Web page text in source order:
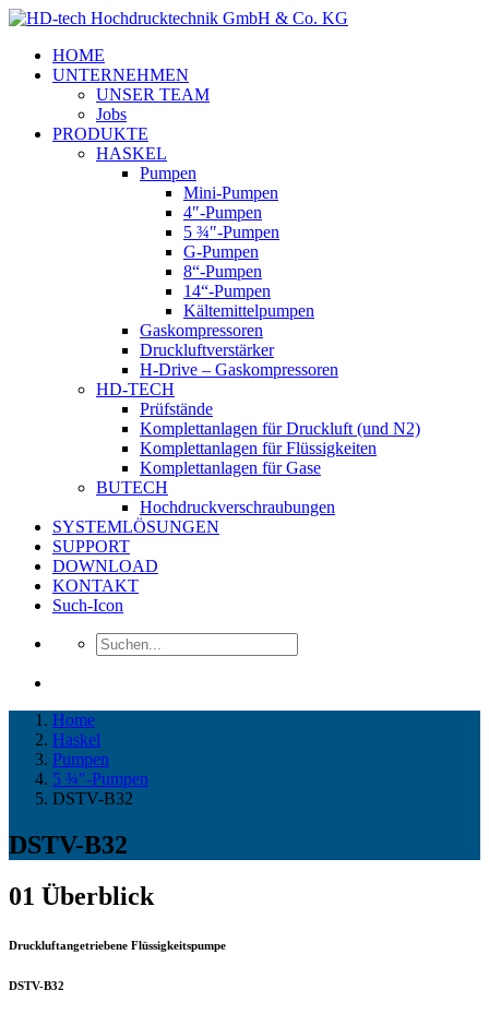
HOME
UNTERNEHMEN
UNSER TEAM
Jobs
PRODUKTE
HASKEL
Pumpen
Mini-Pumpen
4″-Pumpen
5 ¾″-Pumpen
G-Pumpen
8“-Pumpen
14“-Pumpen
Kältemittelpumpen
Gaskompressoren
Druckluftverstärker
H-Drive – Gaskompressoren
HD-TECH
Prüfstände
Komplettanlagen für Druckluft (und N2)
Komplettanlagen für Flüssigkeiten
Komplettanlagen für Gase
BUTECH
Hochdruckverschraubungen
SYSTEMLÖSUNGEN
SUPPORT
DOWNLOAD
KONTAKT
Such-Icon
Home
Haskel
Pumpen
5 ¾″-Pumpen
DSTV-B32
DSTV-B32
01 Überblick
Druckluftangetriebene Flüssigkeitspumpe
DSTV-B32